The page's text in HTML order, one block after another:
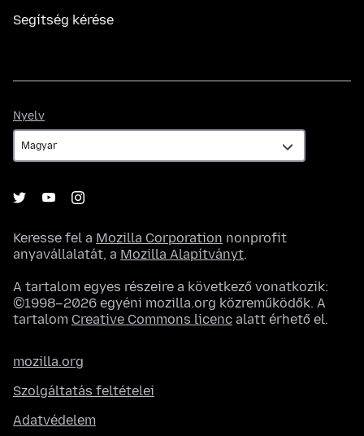
Segítség kérése
Nyelv
Keresse fel a Mozilla Corporation nonprofit
anyavállalatát, a Mozilla Alapítványt.
A tartalom egyes részeire a következő vonatkozik:
©1998–2026 egyéni mozilla.org közreműködők. A
tartalom Creative Commons licenc alatt érhető el.
mozilla.org
Szolgáltatás feltételei
Adatvédelem